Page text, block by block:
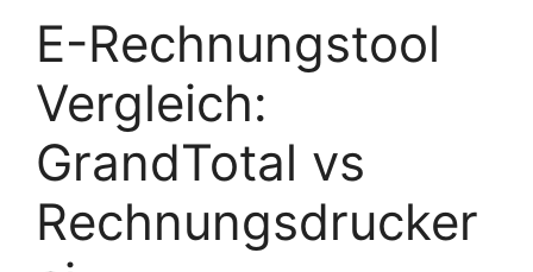
E-Rechnungstool
Vergleich:
GrandTotal vs
Rechnungsdrucker